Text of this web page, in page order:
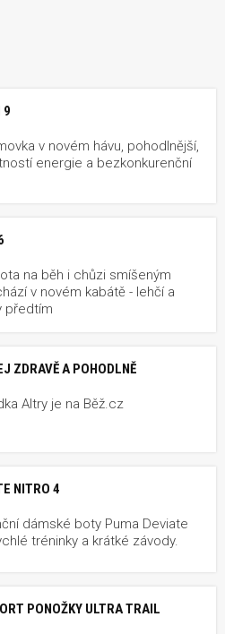
9
v novém hávu, pohodlnější,
energie a bezkonkurenční
na běh i chůzi smíšeným
v novém kabátě - lehčí a
předtím
ZDRAVĚ A POHODLNĚ
Altry je na Běž.cz
NITRO 4
dámské boty Puma Deviate
tréninky a krátké závody.
PONOŽKY ULTRA TRAIL